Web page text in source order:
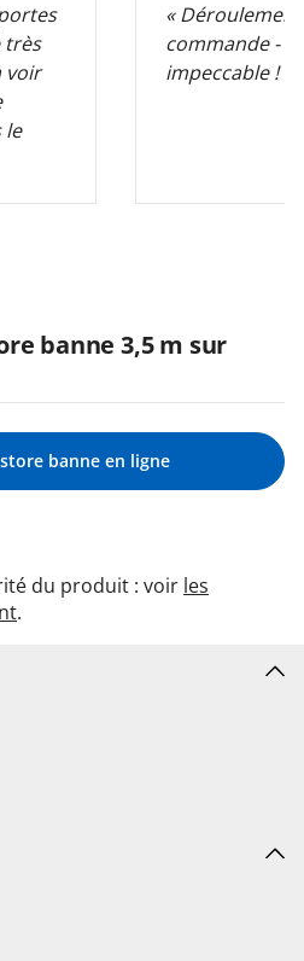
très
voir
le
«
commande -
impeccable ! »
banne 3,5 m sur
banne en ligne
du produit : voir les
.